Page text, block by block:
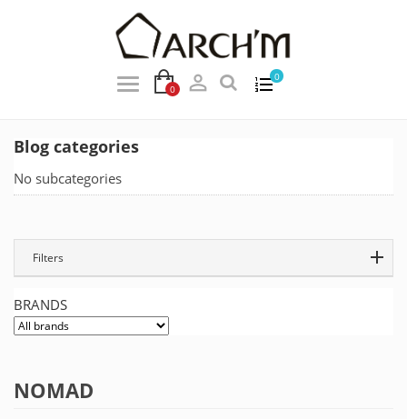
0
0

Blog categories
No subcategories
Filters
BRANDS
NOMAD